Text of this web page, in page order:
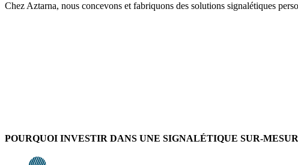
Chez Aztarna, nous concevons et fabriquons des solutions signalétiques
POURQUOI INVESTIR DANS UNE SIGNALÉTIQUE SUR-